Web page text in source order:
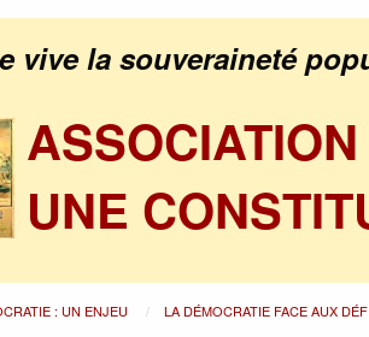
vive la souveraineté
UNE
: UN ENJEU LA DÉMOCRATIE FACE AUX